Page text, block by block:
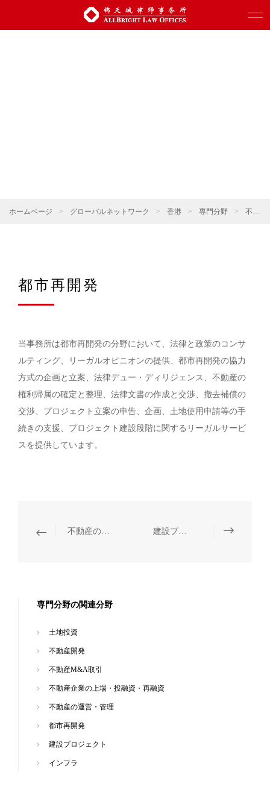
ホームページ > グローバルネットワーク > 香港 > 専門分野 > 不動産・建設プロジェクト
都市再開発
当事務所は都市再開発の分野において、法律と政策のコンサ
ルティング、リーガルオピニオンの提供、都市再開発の協力
方式の企画と立案、法律デュー・ディリジェンス、不動産の
権利帰属の確定と整理、法律文書の作成と交渉、撤去補償の
交渉、プロジェクト立案の申告、企画、土地使用申請等の手
続きの支援、プロジェクト建設段階に関するリーガルサービ
スを提供しています。
不動産の運営・管理 建設プロジェクト
専門分野の関連分野
土地投資
不動産開発
不動産M&A取引
不動産企業の上場・投融資・再融資
不動産の運営・管理
都市再開発
建設プロジェクト
インフラ